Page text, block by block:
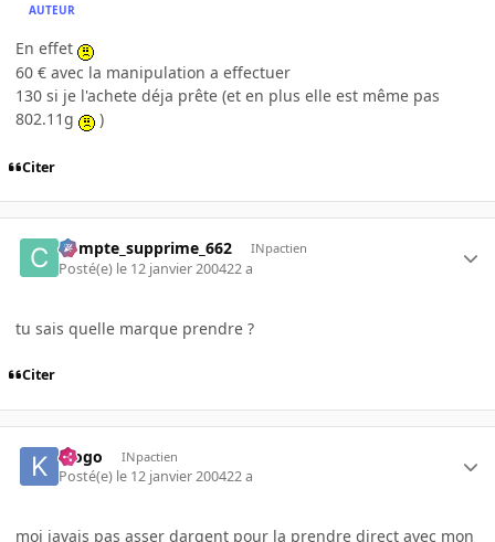
AUTEUR
En effet
60 € avec la manipulation a effectuer
130 si je l'achete déja prête (et en plus elle est même pas
802.11g
)
Citer
Compte_supprime_662 INpactien
Posté(e) le 12 janvier 200422 a
tu sais quelle marque prendre ?
Citer
klogo INpactien
Posté(e) le 12 janvier 200422 a
moi javais pas asser dargent pour la prendre direct avec mon